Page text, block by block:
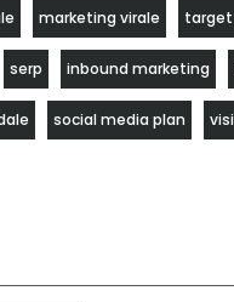
marketing virale
serp inbound marketing
social media plan